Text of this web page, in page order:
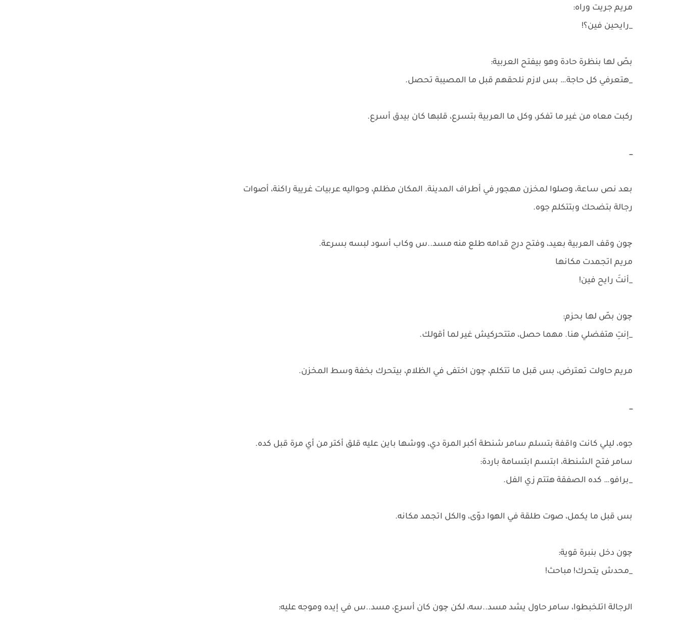
مريم جريت وراه:
_رايحين فين؟!
بصّ لها بنظرة حادة وهو بيفتح العربية:
_هتعرفي كل حاجة… بس لازم نلحقهم قبل ما المصيبة تحصل.
ركبت معاه من غير ما تفكر، وكل ما العربية بتسرع، قلبها كان بيدق أسرع.
ـــ
بعد نص ساعة، وصلوا لمخزن مهجور في أطراف المدينة. المكان مظلم، وحواليه عربيات غريبة راكنة، أصوات
رجالة بتضحك وبتتكلم جوه.
چون وقف العربية بعيد، وفتح درج قدامه طلع منه مسد..س وكاب أسود لبسه بسرعة.
مريم اتجمدت مكانها
_أنتَ رايح فين!
چون بصّ لها بحزم:
_إنتِ هتفضلي هنا. مهما حصل، متتحركيش غير لما أقولك.
مريم حاولت تعترض، بس قبل ما تتكلم، چون اختفى في الظلام، بيتحرك بخفة وسط المخزن.
ـــ
جوه، ليلي كانت واقفة بتسلم سامر شنطة أكبر المرة دي، ووشها باين عليه قلق أكتر من أي مرة قبل كده.
سامر فتح الشنطة، ابتسم ابتسامة باردة:
_برافو… كده الصفقة هتتم زي الفل.
بس قبل ما يكمل، صوت طلقة في الهوا دوّى، والكل اتجمد مكانه.
چون دخل بنبرة قوية:
_محدش يتحرك! مباحث!
الرجالة اتلخبطوا، سامر حاول يشد مسد..سه، لكن چون كان أسرع، مسد..س في إيده وموجه عليه: